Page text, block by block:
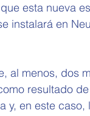
esta nueva
instalará en
al menos, dos
resultado
en este caso,